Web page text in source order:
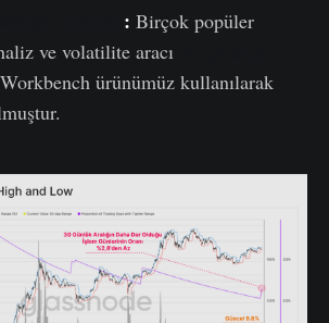
: Birçok popüler
ve volatilite aracı
ürünümüz kullanılarak